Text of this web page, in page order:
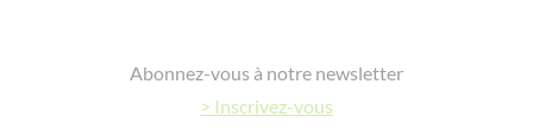
Abonnez-vous à notre newsletter
> Inscrivez-vous